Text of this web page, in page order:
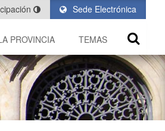
Sede Electrónica
PROVINCIA TEMAS